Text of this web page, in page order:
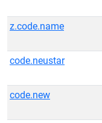
z.code.name
code.neustar
code.new